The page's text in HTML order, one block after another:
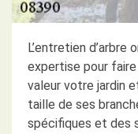
L’entretien
expertise pour
valeur votre jardin
taille de ses
spécifiques et des